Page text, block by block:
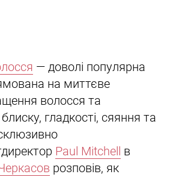
— доволі популярна
на миттєве
волосся та
гладкості, сяяння та
Paul Mitchell в
розповів, як